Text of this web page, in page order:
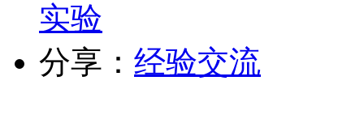
实验
分享： 经验交流